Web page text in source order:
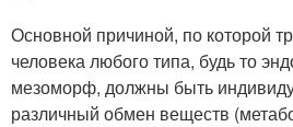
Основной причиной, по которой
человека любого типа, будь то
мезоморф, должны быть
различный обмен веществ